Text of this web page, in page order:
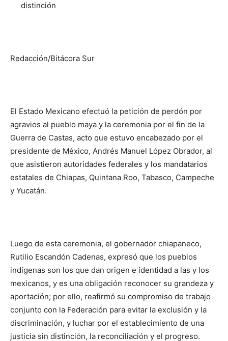
distinción
Redacción/Bitácora Sur
El Estado Mexicano efectuó la petición de perdón por
agravios al pueblo maya y la ceremonia por el fin de la
Guerra de Castas, acto que estuvo encabezado por el
presidente de México, Andrés Manuel López Obrador, al
que asistieron autoridades federales y los mandatarios
estatales de Chiapas, Quintana Roo, Tabasco, Campeche
y Yucatán.
Luego de esta ceremonia, el gobernador chiapaneco,
Rutilio Escandón Cadenas, expresó que los pueblos
indígenas son los que dan origen e identidad a las y los
mexicanos, y es una obligación reconocer su grandeza y
aportación; por ello, reafirmó su compromiso de trabajo
conjunto con la Federación para evitar la exclusión y la
discriminación, y luchar por el establecimiento de una
justicia sin distinción, la reconciliación y el progreso.